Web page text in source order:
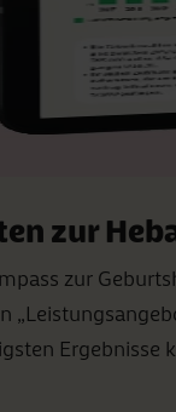
zur
zur
Ergebnisse